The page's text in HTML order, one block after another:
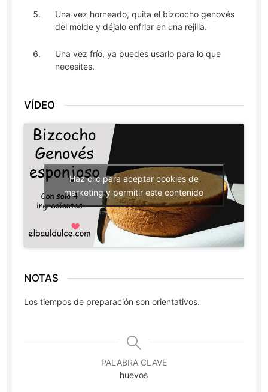
Una vez horneado, quita el bizcocho genovés
del molde y déjalo enfriar en una rejilla.
Una vez frío, ya puedes usarlo para lo que
necesites.
VÍDEO
Haz clic para aceptar cookies de
marketing y permitir este contenido
NOTAS
Los tiempos de preparación son orientativos.
PALABRA CLAVE
huevos